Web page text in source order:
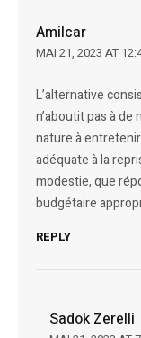
Amilcar
MAI 21, 2023 AT
L’alternative
n’aboutit pas à
nature à
adéquate à la
modestie, que
budgétaire
REPLY
Sadok Zerelli